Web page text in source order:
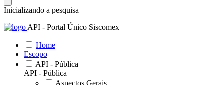
Inicializando a pesquisa
API - Portal Único Siscomex
Home
Escopo
API - Pública
API - Pública
Aspectos Gerais